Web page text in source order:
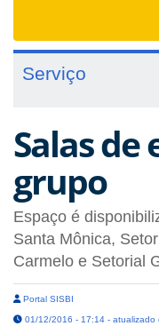
Serviço
Salas de
grupo
Espaço é
Santa Mônica,
Carmelo e Setorial
Portal SISBI
01/12/2016 - 17:14 - atualizado